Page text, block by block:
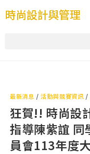
時尚設計與管理
最新消息 /活動與競賽資訊 /
狂賀!! 時尚設
指導陳紫誼 同
員會113年度